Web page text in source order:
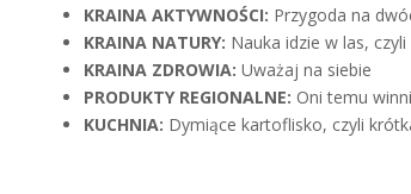
KRAINA AKTYWNOŚCI: Przygoda na
KRAINA NATURY: Nauka idzie w las,
KRAINA ZDROWIA:Uważaj na siebie
PRODUKTY REGIONALNE: Oni temu winni
KUCHNIA: Dymiące kartoflisko, czyli